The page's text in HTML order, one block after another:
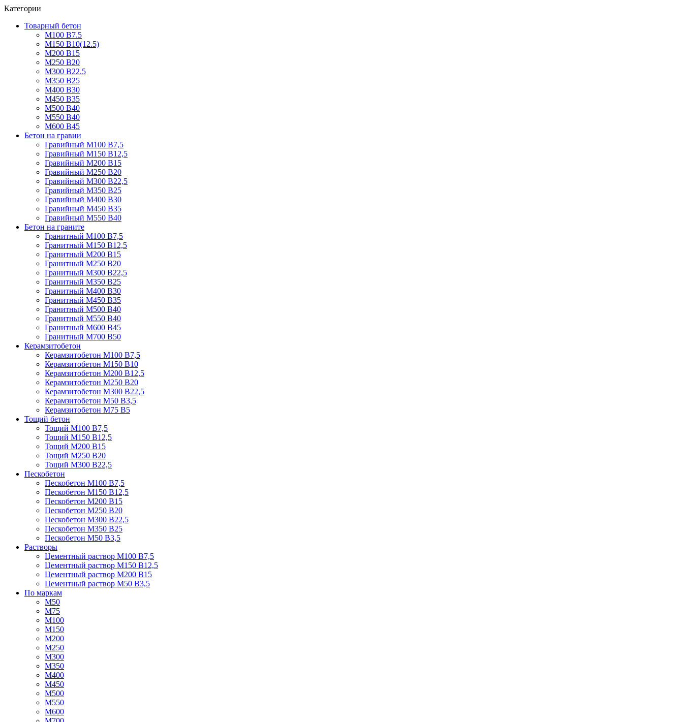
Категории
Товарный бетон
М100 В7.5
М150 В10(12.5)
М200 В15
М250 В20
М300 В22.5
М350 В25
М400 В30
М450 В35
М500 В40
М550 В40
М600 В45
Бетон на гравии
Гравийный М100 В7,5
Гравийный М150 В12,5
Гравийный М200 В15
Гравийный М250 В20
Гравийный М300 В22,5
Гравийный М350 В25
Гравийный М400 В30
Гравийный М450 В35
Гравийный М550 В40
Бетон на граните
Гранитный М100 В7,5
Гранитный М150 В12,5
Гранитный М200 В15
Гранитный М250 В20
Гранитный М300 В22,5
Гранитный М350 В25
Гранитный М400 В30
Гранитный М450 В35
Гранитный М500 В40
Гранитный М550 В40
Гранитный М600 В45
Гранитный М700 В50
Керамзитобетон
Керамзитобетон М100 В7,5
Керамзитобетон М150 В10
Керамзитобетон М200 В12,5
Керамзитобетон М250 В20
Керамзитобетон М300 В22,5
Керамзитобетон М50 В3,5
Керамзитобетон М75 В5
Тощий бетон
Тощий М100 В7,5
Тощий М150 В12,5
Тощий М200 В15
Тощий М250 В20
Тощий М300 В22,5
Пескобетон
Пескобетон М100 В7,5
Пескобетон М150 В12,5
Пескобетон М200 В15
Пескобетон М250 В20
Пескобетон М300 В22,5
Пескобетон М350 В25
Пескобетон М50 В3,5
Растворы
Цементный раствор М100 В7,5
Цементный раствор М150 В12,5
Цементный раствор М200 В15
Цементный раствор М50 В3,5
По маркам
М50
М75
М100
М150
М200
М250
М300
М350
М400
М450
М500
М550
М600